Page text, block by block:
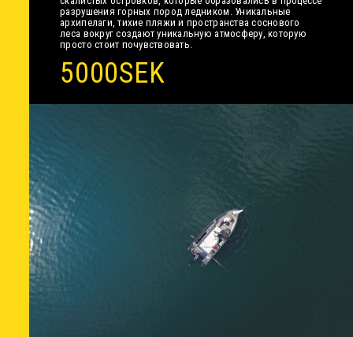
разрушения горных пород ледником. Уникальные
архипелаги, тихие пляжи и пространства соснового
леса вокруг создают уникальную атмосферу, которую
просто стоит почувствовать.
5000SEK